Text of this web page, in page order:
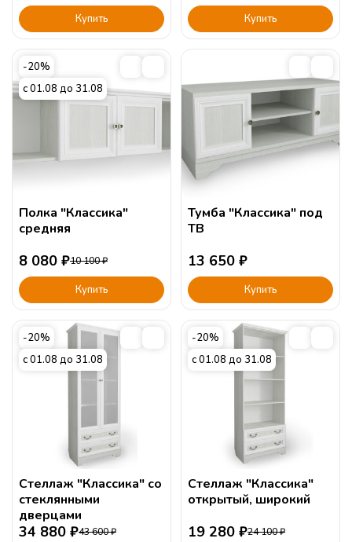
Купить Купить
-20%
с 01.08 до 31.08
Полка "Классика"
средняя
8 080 ₽10 100₽
Купить
Тумба "Классика" под
ТВ
13 650 ₽
Купить
-20%
с 01.08 до 31.08
Стеллаж "Классика" со
стеклянными
дверцами
34 880 ₽43 600₽
-20%
с 01.08 до 31.08
Стеллаж "Классика"
открытый, широкий
19 280 ₽24 100₽